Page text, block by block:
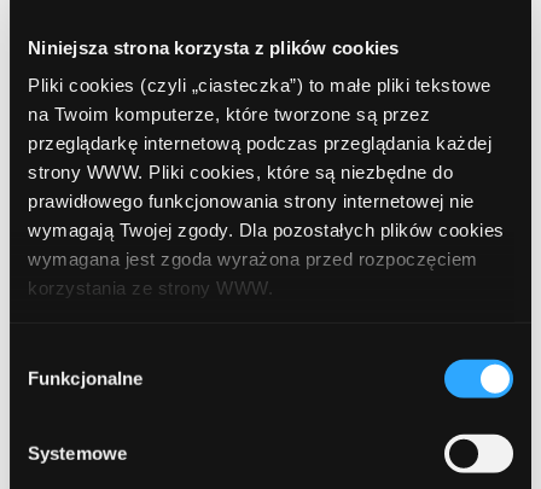
Niniejsza strona korzysta z plików cookies
Pliki cookies (czyli „ciasteczka”) to małe pliki tekstowe
na Twoim komputerze, które tworzone są przez
przeglądarkę internetową podczas przeglądania każdej
strony WWW. Pliki cookies, które są niezbędne do
prawidłowego funkcjonowania strony internetowej nie
wymagają Twojej zgody. Dla pozostałych plików cookies
wymagana jest zgoda wyrażona przed rozpoczęciem
korzystania ze strony WWW.
formy korzystania z plików cookies. Więcej:
Polityka
zgody
Funkcjonalne
Systemowe
Posted in: Akcje promocyjne
Tags: afiliacja bank pekao
ComperiaLead
ComperiaLead konkurs
konkurs
Konkurs ComperiaLead
konto dla firm
konto firmowe
nagrody pieniężne
program partnerski
sieć afiliacyjna